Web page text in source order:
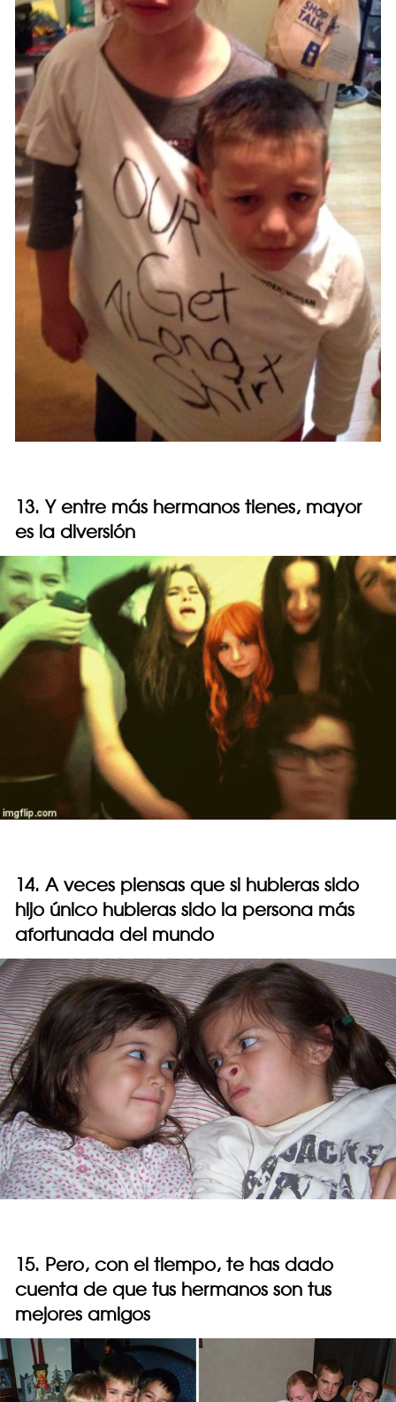
13. Y entre más hermanos tienes, mayor
es la diversión
14. A veces piensas que si hubieras sido
hijo único hubieras sido la persona más
afortunada del mundo
15. Pero, con el tiempo, te has dado
cuenta de que tus hermanos son tus
mejores amigos